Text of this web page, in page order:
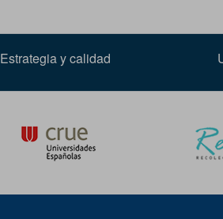
Estrategia y calidad